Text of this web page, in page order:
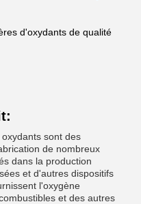
d'oxydants de qualité
sont des
de nombreux
dans la production
et d'autres dispositifs
l'oxygène
et des autres